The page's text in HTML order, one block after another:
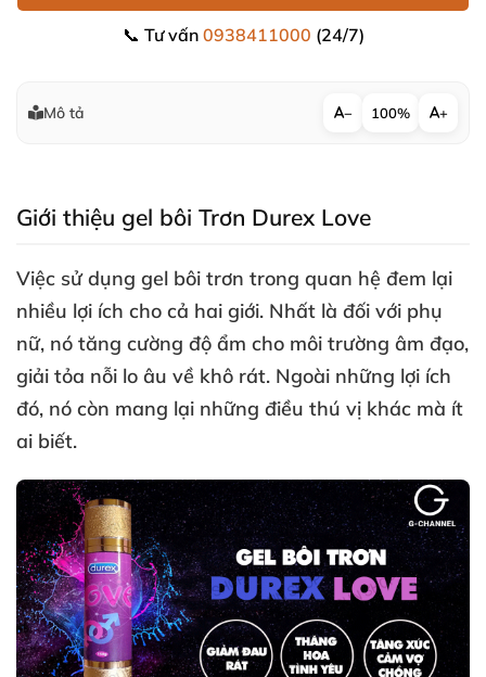
📞 Tư vấn 0938411000 (24/7)
Mô tả − 100% +
Giới thiệu gel bôi Trơn Durex Love
Việc sử dụng gel bôi trơn trong quan hệ đem lại
nhiều lợi ích cho cả hai giới. Nhất là đối với phụ
nữ, nó tăng cường độ ẩm cho môi trường âm đạo,
giải tỏa nỗi lo âu về khô rát. Ngoài những lợi ích
đó, nó còn mang lại những điều thú vị khác mà ít
ai biết.